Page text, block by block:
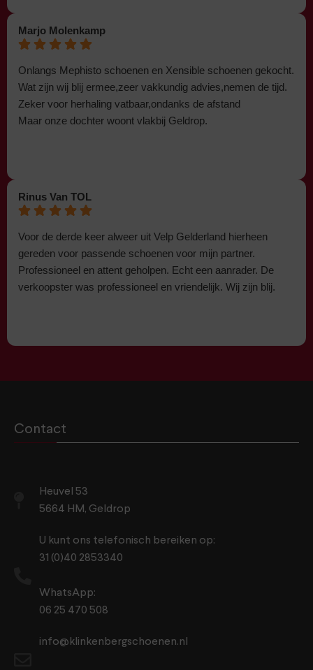
Marjo Molenkamp
Onlangs Mephisto schoenen en Xensible schoenen gekocht.
Wat zijn wij blij ermee,zeer vakkundig advies,nemen de tijd.
Zeker voor herhaling vatbaar,ondanks de afstand
Maar onze dochter woont vlakbij Geldrop.
Rinus Van TOL
Voor de derde keer alweer uit Velp Gelderland hierheen
gereden voor passende schoenen voor mijn partner.
Professioneel en attent geholpen. Echt een aanrader. De
verkoopster was professioneel en vriendelijk. Wij zijn blij.
Contact
Heuvel 53
5664 HM, Geldrop
U kunt ons telefonisch bereiken op:
31 (0)40 2853340
WhatsApp:
06 25 470 508
info@klinkenbergschoenen.nl